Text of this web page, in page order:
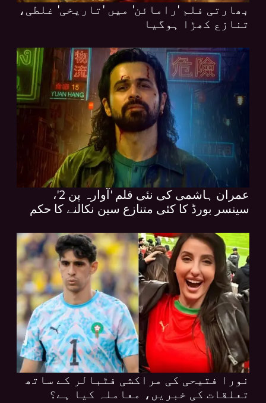
بھارتی فلم 'رامائن' میں 'تاریخی' غلطی،
تنازع کھڑا ہوگیا
عمران ہاشمی کی نئی فلم 'آوارہ پن 2'،
سینسر بورڈ کا کئی متنازع سین نکالنے کا حکم
نورا فتیحی کی مراکشی فٹبالر کے ساتھ
تعلقات کی خبریں، معاملہ کیا ہے؟